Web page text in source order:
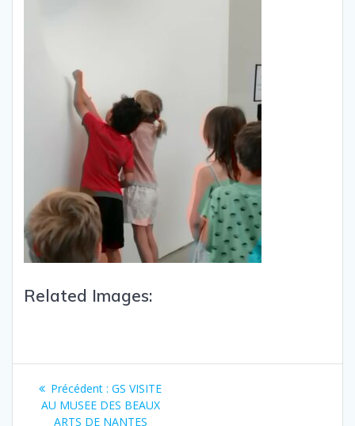
Related Images:
Précédent : GS VISITE
AU MUSEE DES BEAUX
ARTS DE NANTES